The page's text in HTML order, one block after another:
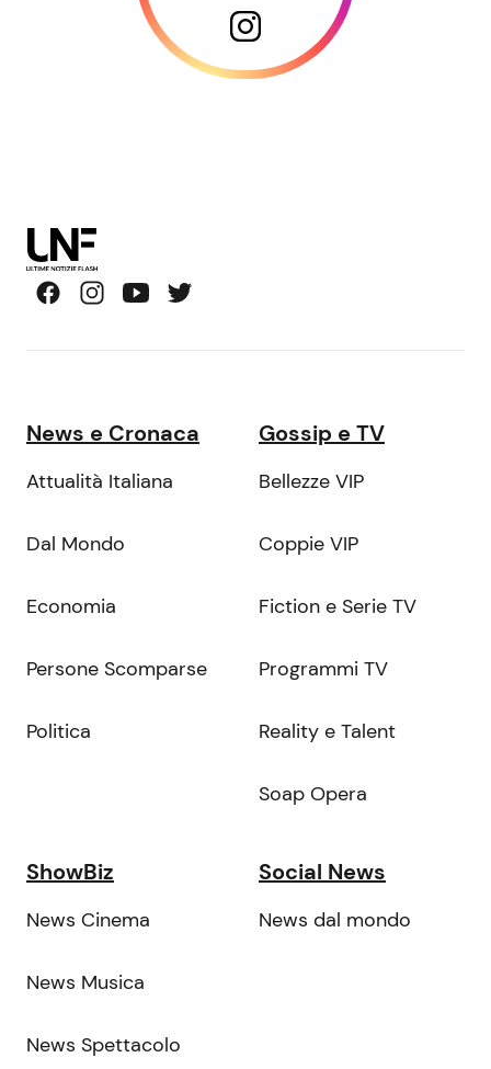
News e Cronaca
Attualità Italiana
Dal Mondo
Economia
Persone Scomparse
Politica
Gossip e TV
Bellezze VIP
Coppie VIP
Fiction e Serie TV
Programmi TV
Reality e Talent
Soap Opera
ShowBiz
News Cinema
News Musica
News Spettacolo
Social News
News dal mondo